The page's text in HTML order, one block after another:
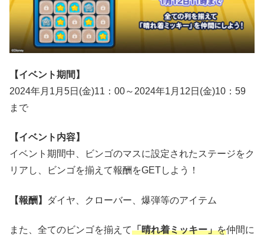
【イベント期間】
2024年月1月5日(金)11：00～2024年1月12日(金)10：59
まで
【イベント内容】
イベント期間中、ビンゴのマスに設定されたステージをク
リアし、ビンゴを揃えて報酬をGETしよう！
【報酬】 ダイヤ、クローバー、爆弾等のアイテム
また、全てのビンゴを揃えて「晴れ着ミッキー」を仲間に